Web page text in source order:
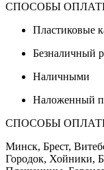
СПОСОБЫ
Пластиковые
Безналичный
Наличными
Наложенный
СПОСОБЫ
Минск, Брест,
Городок, Хойники,